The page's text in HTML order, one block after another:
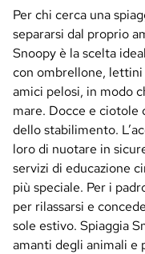
Per chi cerca una
separarsi dal proprio
Snoopy è la scelta
con ombrellone, lettini
amici pelosi, in modo
mare. Docce e ciotole
dello stabilimento.
loro di nuotare in
servizi di educazione
più speciale. Per i
per rilassarsi e
sole estivo. Spiaggia
amanti degli animali e